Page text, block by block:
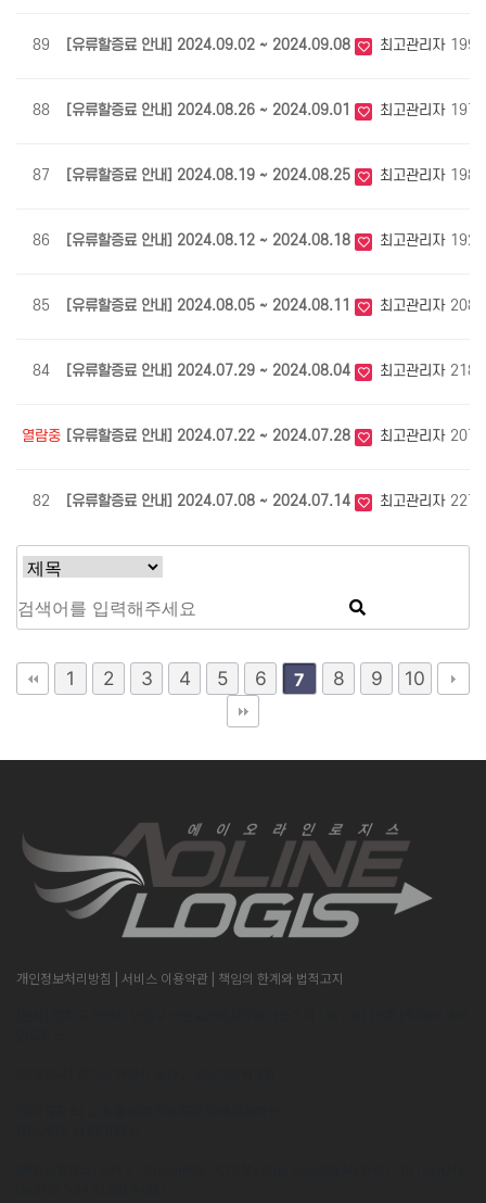
89 [유류할증료 안내] 2024.09.02 ~ 2024.09.08 최고관리자 1991
88 [유류할증료 안내] 2024.08.26 ~ 2024.09.01 최고관리자 1973
87 [유류할증료 안내] 2024.08.19 ~ 2024.08.25 최고관리자 1984
86 [유류할증료 안내] 2024.08.12 ~ 2024.08.18 최고관리자 1921
85 [유류할증료 안내] 2024.08.05 ~ 2024.08.11 최고관리자 2082
84 [유류할증료 안내] 2024.07.29 ~ 2024.08.04 최고관리자 2182
열람중 [유류할증료 안내] 2024.07.22 ~ 2024.07.28 최고관리자 2073
82 [유류할증료 안내] 2024.07.08 ~ 2024.07.14 최고관리자 2274
1 2 3 4 5 6 7 8 9 10
개인정보처리방침 | 서비스 이용약관 | 책임의 한계와 법적고지